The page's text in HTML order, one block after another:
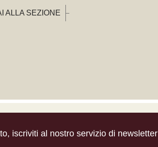
ALLA SEZIONE
iscriviti al nostro servizio di newsletter